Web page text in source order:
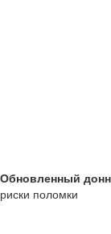
Обновленный
риски поломки